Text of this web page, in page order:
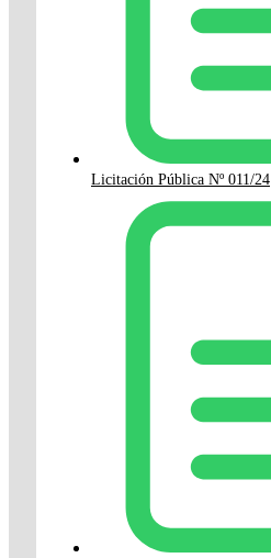
Licitación Pública Nº 011/24